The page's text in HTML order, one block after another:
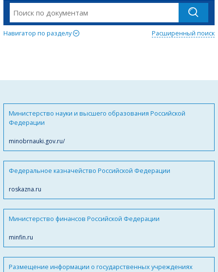
Навигатор по разделу Расширенный поиск
Министерство науки и высшего образования Российской
Федерации
minobrnauki.gov.ru/
Федеральное казначейство Российской Федерации
roskazna.ru
Министерство финансов Российской Федерации
minfin.ru
Размещение информации о государственных учреждениях